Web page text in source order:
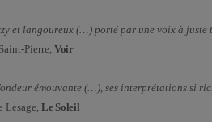
et langoureux (…) porté par une voix à
Pierre, Voir
émouvante (…), ses interprétations si
Lesage, Le Soleil